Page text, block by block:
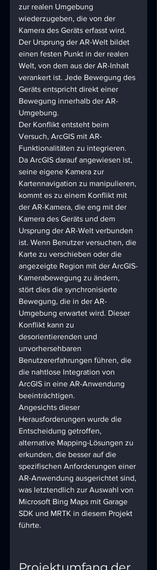
zur realen Umgebung
wiederzugeben, die von der
Kamera des Geräts erfasst wird.
Der Ursprung der AR-Welt bildet
einen festen Punkt in der realen
Welt, von dem aus der AR-Inhalt
verankert ist. Jede Bewegung des
Geräts entspricht direkt einer
Bewegung innerhalb der AR-
Umgebung.
Der Konflikt entsteht beim
Versuch, ArcGIS mit AR-
Funktionalitäten zu integrieren.
Da ArcGIS darauf angewiesen ist,
seine eigene Kamera zur
Kartennavigation zu manipulieren,
kommt es zu einem Konflikt mit
der AR-Kamera, die eng mit der
Kamera des Geräts und dem
Ursprung der AR-Welt verbunden
ist. Wenn Benutzer versuchen, die
Karte zu verschieben oder die
angezeigte Region mit der ArcGIS-
Kamerabewegung zu ändern,
stört dies die synchronisierte
Bewegung, die in der AR-
Umgebung erwartet wird. Dieser
Konflikt kann zu
desorientierenden und
unvorhersehbaren
Benutzererfahrungen führen, die
die nahtlose Integration von
ArcGIS in eine AR-Anwendung
beeinträchtigen.
Angesichts dieser
Herausforderungen wurde die
Entscheidung getroffen,
alternative Mapping-Lösungen zu
erkunden, die besser auf die
spezifischen Anforderungen einer
AR-Anwendung ausgerichtet sind,
was letztendlich zur Auswahl von
Microsoft Bing Maps mit Garage
SDK und MRTK in diesem Projekt
führte.